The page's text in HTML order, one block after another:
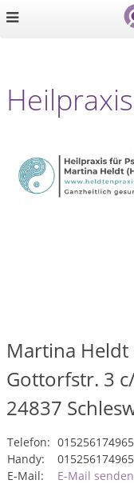
Martina Heldt
Gottorfstr. 3
24837
Telefon: 015256174965
Handy:
015256174965
E-Mail:
E-Mail senden